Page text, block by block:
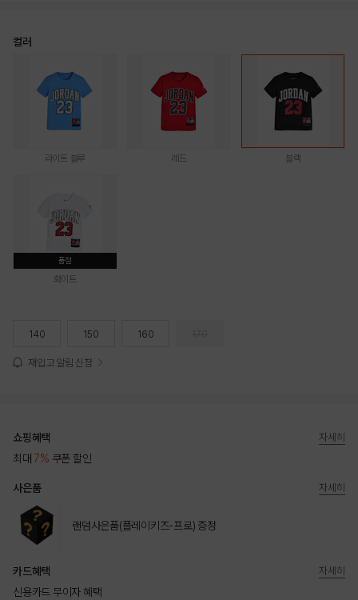
컬러
라이트 블루 레드 블랙
품절
화이트
140 150 160
재입고 알림 신청
쇼핑혜택
최대 7% 쿠폰 할인
자세히
사은품
랜덤사은품(플레이키즈-프로) 증정
자세히
카드혜택
신용카드 무이자 혜택
자세히